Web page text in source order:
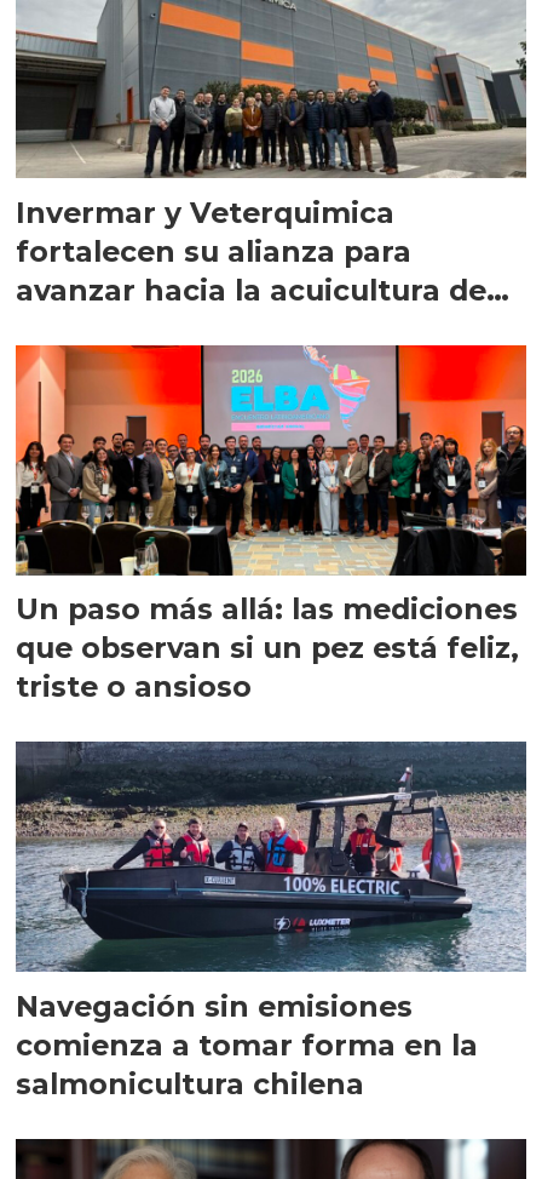
Invermar y Veterquimica
fortalecen su alianza para
avanzar hacia la acuicultura de
Un paso más allá: las mediciones
que observan si un pez está feliz,
triste o ansioso
Navegación sin emisiones
comienza a tomar forma en la
salmonicultura chilena